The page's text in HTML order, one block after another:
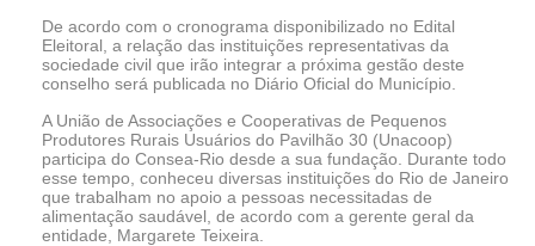
De acordo com o cronograma disponibilizado no Edital
Eleitoral, a relação das instituições representativas da
sociedade civil que irão integrar a próxima gestão deste
conselho será publicada no Diário Oficial do Município.
A União de Associações e Cooperativas de Pequenos
Produtores Rurais Usuários do Pavilhão 30 (Unacoop)
participa do Consea-Rio desde a sua fundação. Durante todo
esse tempo, conheceu diversas instituições do Rio de Janeiro
que trabalham no apoio a pessoas necessitadas de
alimentação saudável, de acordo com a gerente geral da
entidade, Margarete Teixeira.